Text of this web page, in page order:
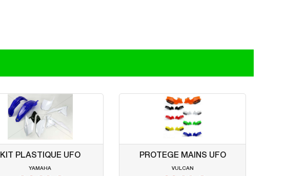
KIT PLASTIQUE UFO
YAMAHA
PROTEGE MAINS UFO
VULCAN